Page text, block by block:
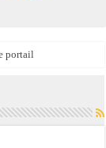
portail